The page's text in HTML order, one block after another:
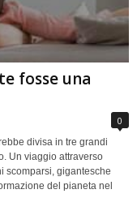
fosse una
0
divisa in tre grandi
Un viaggio attraverso
scomparsi, gigantesche
del pianeta nel